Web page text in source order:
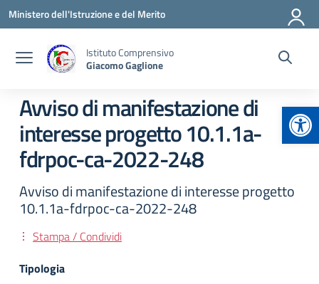
Vai ai contenuti
Vai al menu di navigazione
Vai al footer
Ministero dell'Istruzione e del Merito
Istituto Comprensivo
Giacomo Gaglione
Avviso di manifestazione di
interesse progetto 10.1.1a-
fdrpoc-ca-2022-248
Avviso di manifestazione di interesse progetto
10.1.1a-fdrpoc-ca-2022-248
Stampa / Condividi
Tipologia